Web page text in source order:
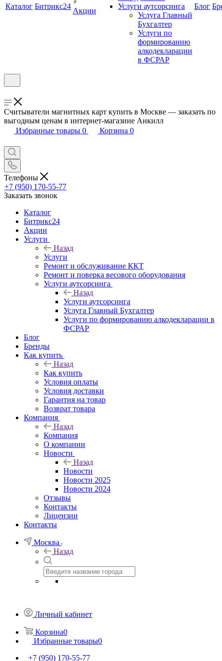
Каталог Битрикс24
Акции
Услуги аутсорсинга
Услуга Главный
Бухгалтер
Услуги по
формированию
алкодекларации
в ФСРАР
Блог
Считыватели магнитных карт купить в Москве — заказать по
выгодным ценам в интернет-магазине Анкилл
Избранные товары 0 Корзина 0
Телефоны
+7 (950) 170-55-77
Заказать звонок
Каталог
Битрикс24
Акции
Услуги
Назад
Услуги
Ремонт и обслуживание ККТ
Ремонт и поверка весового оборудования
Услуги аутсорсинга
Назад
Услуги аутсорсинга
Услуга Главный Бухгалтер
Услуги по формированию алкодекларации в
ФСРАР
Блог
Бренды
Как купить
Назад
Как купить
Условия оплаты
Условия доставки
Гарантия на товар
Возврат товара
Компания
Назад
Компания
О компании
Новости
Назад
Новости
Новости 2025
Новости 2024
Отзывы
Контакты
Лицензии
Контакты
Москва
Назад
Личный кабинет
Корзина0
Избранные товары0
+7 (950) 170-55-77